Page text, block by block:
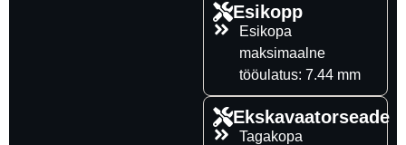
Esikopp
Esikopa
maksimaalne
tööulatus: 7.44 mm
Ekskavaatorseade
Tagakopa